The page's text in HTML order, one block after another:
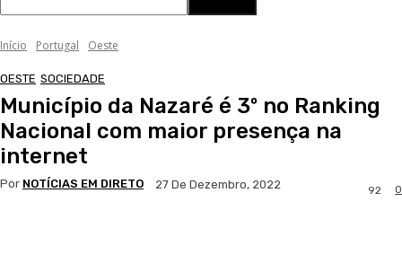
Início Portugal Oeste
OESTE SOCIEDADE
Município da Nazaré é 3º no Ranking
Nacional com maior presença na
internet
Por NOTÍCIAS EM DIRETO 27 De Dezembro, 2022 0
92